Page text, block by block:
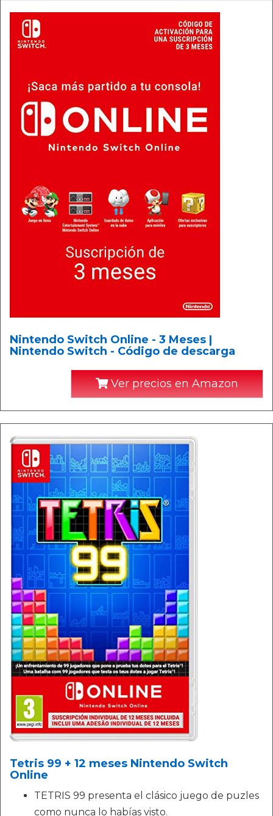
Nintendo Switch Online - 3 Meses |
Nintendo Switch - Código de descarga
Ver precios en Amazon
Tetris 99 + 12 meses Nintendo Switch
Online
TETRIS 99 presenta el clásico juego de puzles
como nunca lo habías visto.